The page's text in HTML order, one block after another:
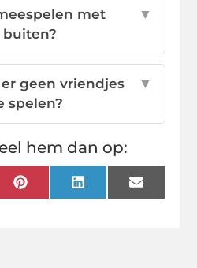
met
▼
geen vriendjes
spelen?
▼
hem dan op:
PinterestLinkedInEmail